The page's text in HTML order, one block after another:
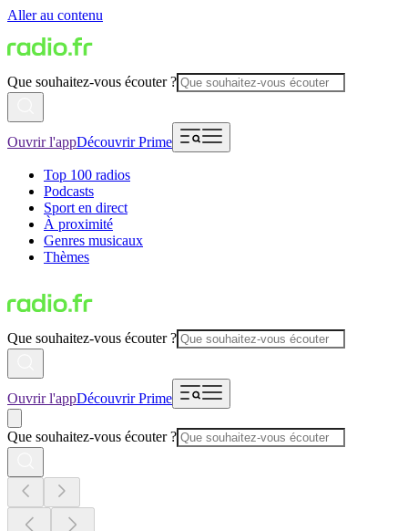
Aller au contenu
Que souhaitez-vous écouter ?
Ouvrir l'appDécouvrir Prime
Top 100 radios
Podcasts
Sport en direct
À proximité
Genres musicaux
Thèmes
Que souhaitez-vous écouter ?
Ouvrir l'appDécouvrir Prime
Que souhaitez-vous écouter ?